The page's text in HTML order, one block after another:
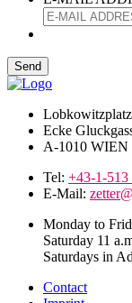
Lobkowitzplatz
Ecke
A-1010 WIEN
Tel: +43-1-513
E-Mail:
Monday to
Saturday 11
Saturdays in
Contact